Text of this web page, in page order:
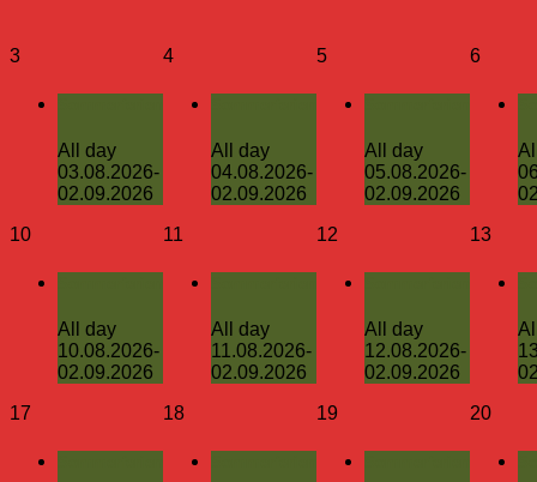
3
All day
03.08.2026-
02.09.2026
4
All day
04.08.2026-
02.09.2026
5
All day
05.08.2026-
02.09.2026
6
10
All day
10.08.2026-
02.09.2026
11
All day
11.08.2026-
02.09.2026
12
All day
12.08.2026-
02.09.2026
13
17
18 19 20